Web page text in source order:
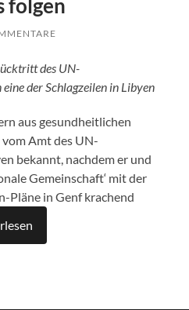
folgen
des UN-
der Schlagzeilen in Libyen
aus gesundheitlichen
Amt des UN-
bekannt, nachdem er und
Gemeinschaft‘ mit der
Pläne in Genf krachend